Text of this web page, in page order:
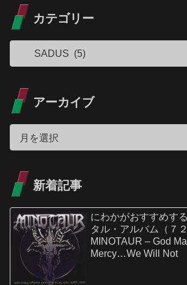
カテゴリー
アーカイブ
新着記事
にわかがおすすめす
タル・アルバム（７
MINOTAUR – God
Mercy…We Will Not